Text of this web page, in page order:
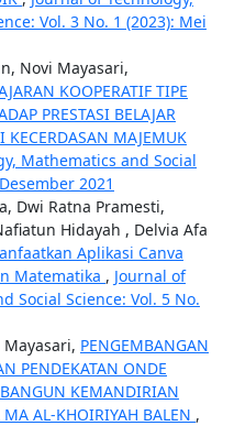
Vol. 3 No. 1 (2023): Mei
Novi Mayasari,
KOOPERATIF TIPE
PRESTASI BELAJAR
MAJEMUK
Mathematics and Social
2021
Dwi Ratna Pramesti,
Hidayah , Delvia Afa
Aplikasi Canva
Matematika , Journal of
Social Science: Vol. 5 No.
PENGEMBANGAN
PENDEKATAN ONDE
KEMANDIRIAN
MA AL-KHOIRIYAH BALEN ,